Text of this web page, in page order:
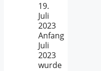
19.
Juli
2023
Anfang
Juli
2023
wurde